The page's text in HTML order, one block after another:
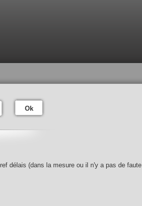
Ok
délais (dans la mesure ou il n'y a pas de faute